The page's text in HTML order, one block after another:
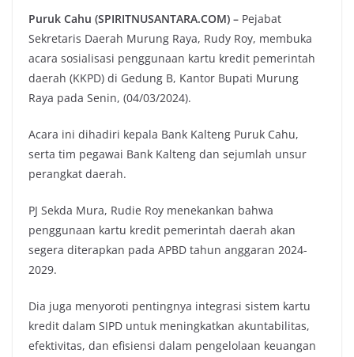
Puruk Cahu (SPIRITNUSANTARA.COM) – Pejabat
Sekretaris Daerah Murung Raya, Rudy Roy, membuka
acara sosialisasi penggunaan kartu kredit pemerintah
daerah (KKPD) di Gedung B, Kantor Bupati Murung
Raya pada Senin, (04/03/2024).
Acara ini dihadiri kepala Bank Kalteng Puruk Cahu,
serta tim pegawai Bank Kalteng dan sejumlah unsur
perangkat daerah.
PJ Sekda Mura, Rudie Roy menekankan bahwa
penggunaan kartu kredit pemerintah daerah akan
segera diterapkan pada APBD tahun anggaran 2024-
2029.
Dia juga menyoroti pentingnya integrasi sistem kartu
kredit dalam SIPD untuk meningkatkan akuntabilitas,
efektivitas, dan efisiensi dalam pengelolaan keuangan